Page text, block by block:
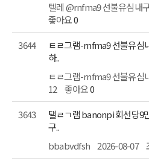
텔레 @rnfma9 선불유심내
좋아요0
3644
하..
ㅌㄹ그램-rnfma9 선불유심
12
좋아요0
3643
구..
bbabvdfsh 2026-08-07